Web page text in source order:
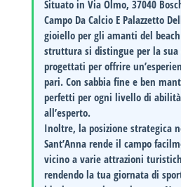
Situato inVia Olmo, 37040
Campo Da Calcio E Palazzetto
gioiello per gli amanti del
struttura si distingue per la sua
progettati per offrire
pari. Con sabbia fine e ben
perfetti per ogni livello di
all’esperto.
Inoltre, la posizione strategica
Sant’Anna rende il campo
vicino a varieattrazioni
rendendo la tua giornata di